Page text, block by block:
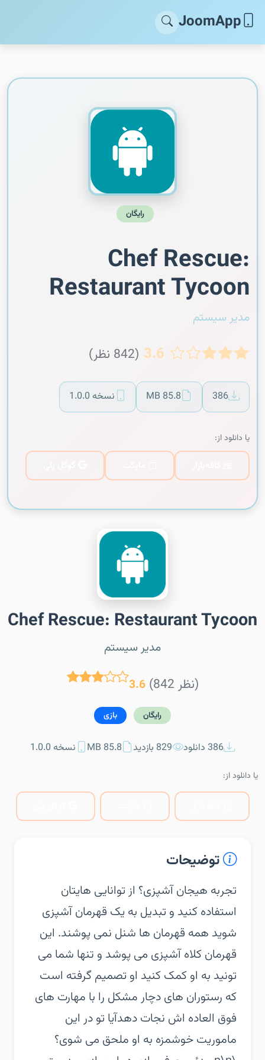
JoomApp
رایگان
Chef Rescue:
Restaurant Tycoon
مدیر سیستم
3.6 (842 نظر)
386
85.8 MB نسخه 1.0.0
یا دانلود از:
Chef Rescue: Restaurant Tycoon
مدیر سیستم
3.6 (842 نظر)
رایگان بازی
386 دانلود 829 بازدید 85.8 MB نسخه 1.0.0
یا دانلود از:
توضیحات
‏‏تجربه هیجان آشپزی؟ از توانایی هایتان
استفاده کنید و تبدیل به یک قهرمان آشپزی
شوید همه قهرمان ها شنل نمی پوشند. این
قهرمان کلاه آشپزی می پوشد و تنها شما می
تونید به او کمک کنید او تصمیم گرفته است
که رستوران های دچار مشکل را با مهارت های
فوق العاده اش نجات دهدآیا تو در این
ماموریت خوشمزه به او ملحق می شوی؟